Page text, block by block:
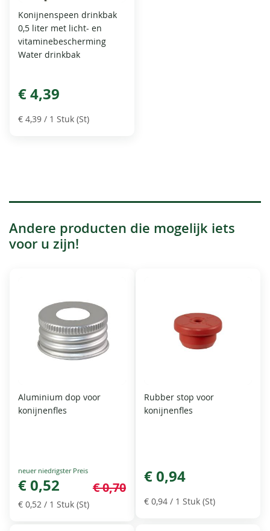
Konijnenspeen drinkbak
0,5 liter met licht- en
vitaminebescherming
Water drinkbak
€ 4,39
€ 4,39 / 1 Stuk (St)
Andere producten die mogelijk iets
voor u zijn!
Aluminium dop voor
konijnenfles
Special
Price
€ 0,52 € 0,70
€ 0,52 / 1 Stuk (St)
Rubber stop voor
konijnenfles
€ 0,94
€ 0,94 / 1 Stuk (St)